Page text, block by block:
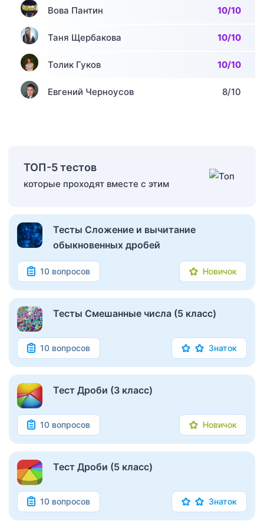
Вова Пантин 10/10
Таня Щербакова 10/10
Толик Гуков 10/10
Евгений Черноусов 8/10
ТОП-5 тестов
которые проходят вместе с этим
Тесты Сложение и вычитание
обыкновенных дробей
10 вопросов Новичок
Тесты Смешанные числа (5 класс)
10 вопросов Знаток
Тест Дроби (3 класс)
10 вопросов Новичок
Тест Дроби (5 класс)
10 вопросов Знаток